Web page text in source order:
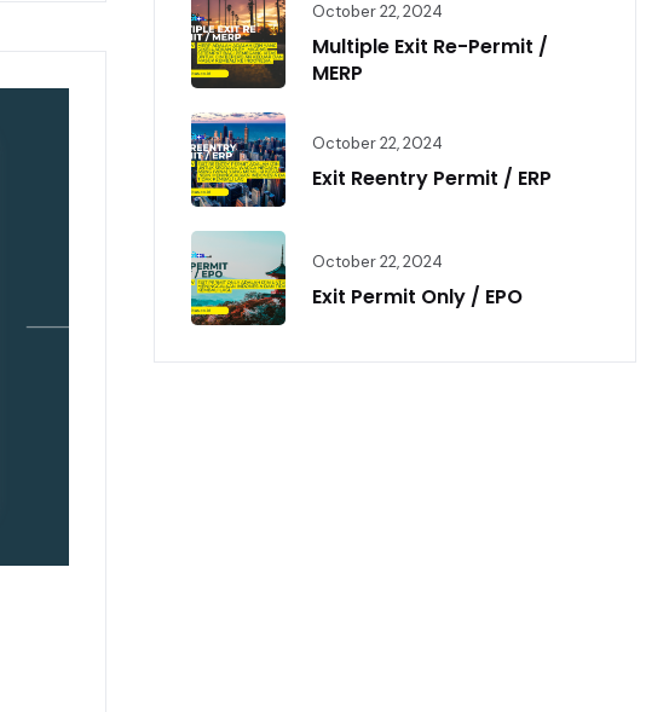
October 22, 2024
Multiple Exit Re-Permit /
MERP
October 22, 2024
Exit Reentry Permit / ERP
October 22, 2024
Exit Permit Only / EPO